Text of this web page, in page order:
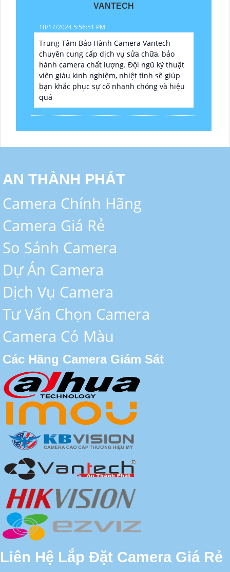
VANTECH
10/17/2024 5:56:51 PM
Trung Tâm Bảo Hành Camera Vantech
chuyên cung cấp dịch vụ sửa chữa, bảo
hành camera chất lượng. Đội ngũ kỹ thuật
viên giàu kinh nghiệm, nhiệt tình sẽ giúp
bạn khắc phục sự cố nhanh chóng và hiệu
quả
AN THÀNH PHÁT
Camera Chính Hãng
Camera Giá Rẻ
So Sánh Camera
Dự Án Camera
Dịch Vụ Camera
Tư Vấn Chọn Camera
Camera Có Màu
Các Hãng Camera Giám Sát
Liên Hệ Lắp Đặt Camera Giá Rẻ